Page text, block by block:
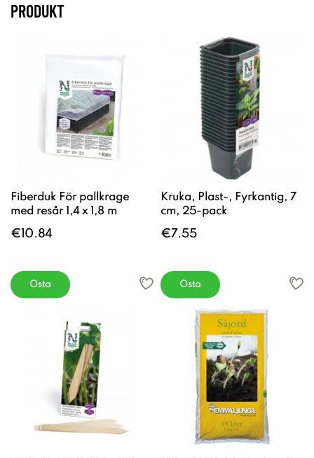
PRODUKT
Fiberduk För pallkrage
med resår 1,4 x 1,8 m
€10.84
Osta
Kruka, Plast-, Fyrkantig, 7
cm, 25-pack
€7.55
Osta